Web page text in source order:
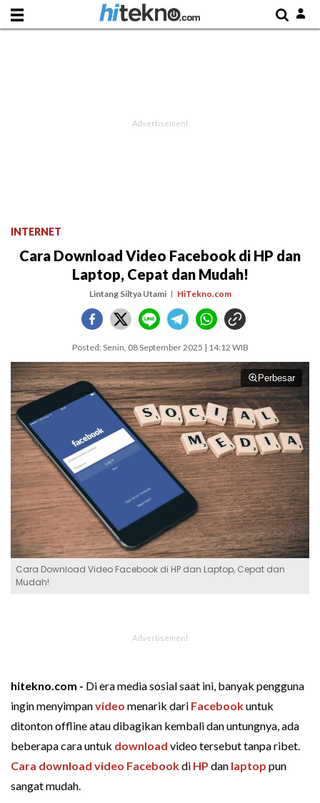
INTERNET
Cara Download Video Facebook di HP dan
Laptop, Cepat dan Mudah!
Lintang Siltya Utami HiTekno.com
Posted: Senin, 08 September 2025 | 14:12 WIB
Perbesar
Cara Download Video Facebook di HP dan Laptop, Cepat dan
Mudah!
hitekno.com - Di era media sosial saat ini, banyak pengguna
ingin menyimpanvideo menarik dari Facebookuntuk
ditonton offline atau dibagikan kembali dan untungnya, ada
beberapa cara untuk download video tersebut tanpa ribet.
Cara download video Facebookdi HP dan laptop pun
sangat mudah.